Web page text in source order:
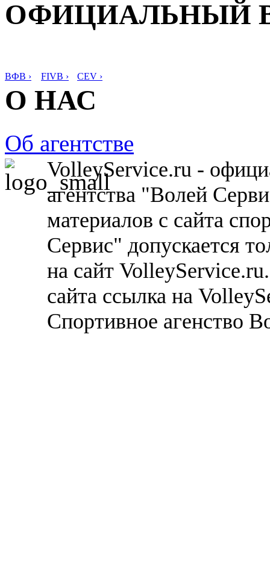
ОФИЦИАЛЬНЫЙ
ВФВ › FIVB › CEV ›
О НАС
Об агентстве
VolleyService.ru -
агентства "Волей
материалов с сайта
Сервис" допускается
на сайт
сайта ссылка на
Спортивное агенство